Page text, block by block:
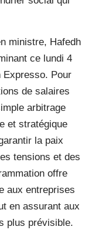
ministre, Hafedh
ce lundi 4
Expresso. Pour
de salaires
arbitrage
et stratégique
la paix
tensions et des
offre
aux entreprises
en assurant aux
plus prévisible.